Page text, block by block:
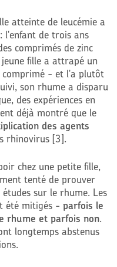
atteinte de leucémie a
l'enfant de trois ans
comprimés de zinc
fille a attrapé un
comprimé - et l'a plutôt
son rhume a disparu
des expériences en
déjà montré que le
des agents
rhinovirus [3].
chez une petite fille,
tenté de prouver
sur le rhume. Les
été mitigés - parfois le
rhume et parfois non.
longtemps abstenus